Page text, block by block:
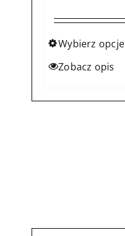
Wybierz opcje
Ten
produktu
Zobacz opis